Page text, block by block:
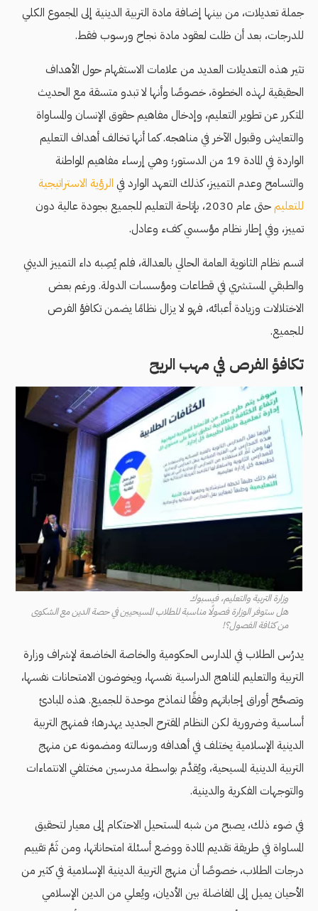
جملة تعديلات، من بينها إضافة مادة التربية الدينية إلى المجموع الكلي
للدرجات، بعد أن ظلت لعقود مادة نجاح ورسوب فقط.
تثير هذه التعديلات العديد من علامات الاستفهام حول الأهداف
الحقيقية لهذه الخطوة، خصوصًا وأنها لا تبدو متسقة مع الحديث
المتكرر عن تطوير التعليم، وإدخال مفاهيم حقوق الإنسان والمساواة
والتعايش وقبول الآخر في مناهجه. كما أنها تخالف أهداف التعليم
الواردة في المادة 19 من الدستور؛ وهي إرساء مفاهيم المواطنة
والتسامح وعدم التمييز، كذلك التعهد الوارد في الرؤية الاستراتيجية
للتعليم
حتى عام 2030، بإتاحة التعليم للجميع بجودة عالية دون
تمييز، وفي إطار نظام مؤسسي كفء وعادل.
اتسم نظام الثانوية العامة الحالي بالعدالة، فلم يُصِبه داء التمييز الديني
والطبقي المستشري في قطاعات ومؤسسات الدولة. ورغم بعض
الاختلالات وزيادة أعبائه، فهو لا يزال نظامًا يضمن تكافؤ الفرص
للجميع.
تكافؤ الفرص في مهب الريح
وزارة التربية والتعليم، فيسبوك
هل ستوفر الوزارة فصولًا مناسبة للطلاب المسيحيين في حصة الدين مع الشكوى
من كثافة الفصول؟!
يدرُس الطلاب في المدارس الحكومية والخاصة الخاضعة لإشراف وزارة
التربية والتعليم المناهج الدراسية نفسها، ويخوضون الامتحانات نفسها،
وتصحَّح أوراق إجاباتهم وفقًا لنماذج موحدة للجميع. هذه المبادئ
أساسية وضرورية لكن النظام المقترح الجديد يهدرها؛ فمنهج التربية
الدينية الإسلامية يختلف في أهدافه ورسالته ومضمونه عن منهج
التربية الدينية المسيحية، ويُقدَّم بواسطة مدرسين مختلفي الانتماءات
والتوجهات الفكرية والدينية.
في ضوء ذلك، يصبح من شبه المستحيل الاحتكام إلى معيار لتحقيق
المساواة في طريقة تقديم المادة ووضع أسئلة امتحاناتها، ومن ثَمَّ تقييم
درجات الطلاب، خصوصًا أن منهج التربية الدينية الإسلامية في كثير من
الأحيان يميل إلى المفاضلة بين الأديان، ويُعلي من الدين الإسلامي